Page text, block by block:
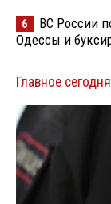
6
ВС России
Одессы и
Главное сегодня